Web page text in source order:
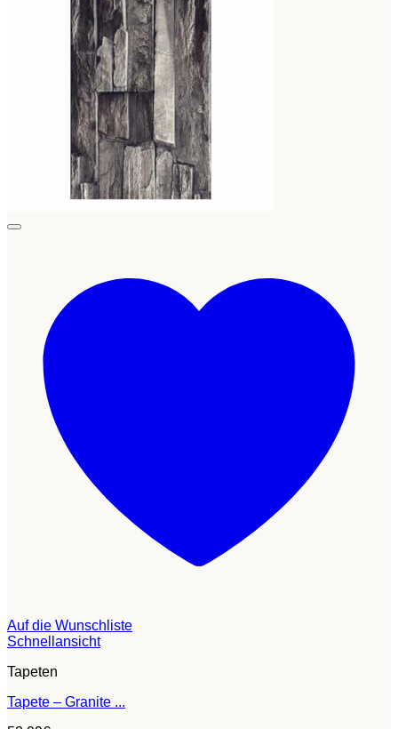
Auf die Wunschliste
Schnellansicht
Tapeten
Tapete – Granite ...